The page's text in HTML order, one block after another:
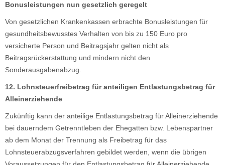
Bonusleistungen nun gesetzlich geregelt
Von gesetzlichen Krankenkassen erbrachte Bonusleistungen für
gesundheitsbewusstes Verhalten von bis zu 150 Euro pro
versicherte Person und Beitragsjahr gelten nicht als
Beitragsrückerstattung und mindern nicht den
Sonderausgabenabzug.
12. Lohnsteuerfreibetrag füranteiligen Entlastungsbetrag für
Alleinerziehende
Zukünftig kann der anteilige Entlastungsbetrag für Alleinerziehende
bei dauerndem Getrenntleben der Ehegatten bzw. Lebenspartner
ab dem Monat der Trennung als Freibetrag für das
Lohnsteuerabzugsverfahren gebildet werden, wenn die übrigen